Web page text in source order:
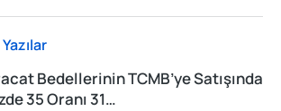
Bedellerinin TCMB’ye Satışında
35 Oranı 31…